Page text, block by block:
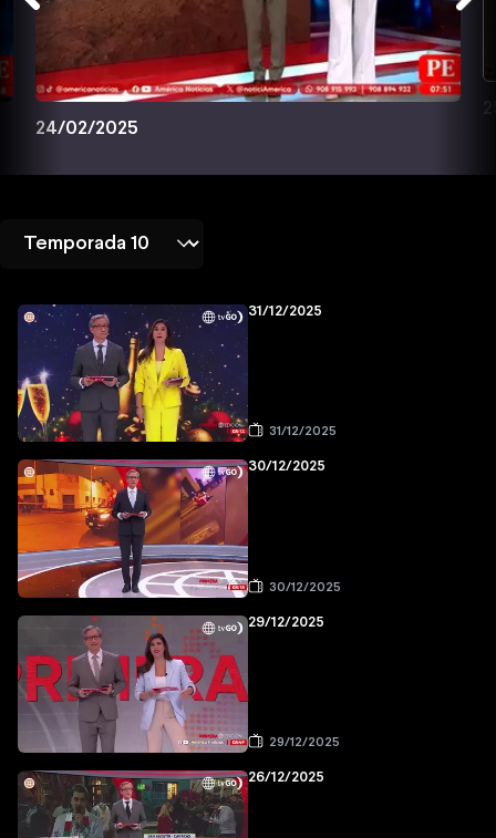
24/02/2025
31/12/2025
31/12/2025
30/12/2025
30/12/2025
29/12/2025
29/12/2025
26/12/2025